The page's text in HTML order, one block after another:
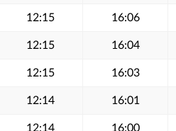
12:15 16:06
12:15 16:04
12:15 16:03
12:14 16:01
12:14 16:00